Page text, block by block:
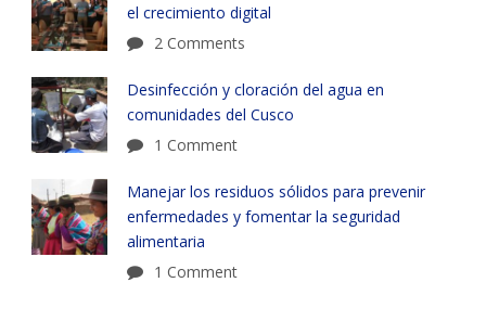
el crecimiento digital
2 Comments
Desinfección y cloración del agua en
comunidades del Cusco
1 Comment
Manejar los residuos sólidos para prevenir
enfermedades y fomentar la seguridad
alimentaria
1 Comment